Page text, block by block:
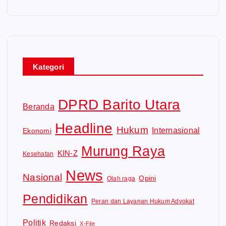
Kategori
Beranda DPRD Barito Utara
Ekonomi Headline Hukum Internasional
Kesehatan KIN-Z Murung Raya
Nasional News Olah raga Opini
Pendidikan Peran dan Layanan Hukum Advokat
Politik Redaksi X-File